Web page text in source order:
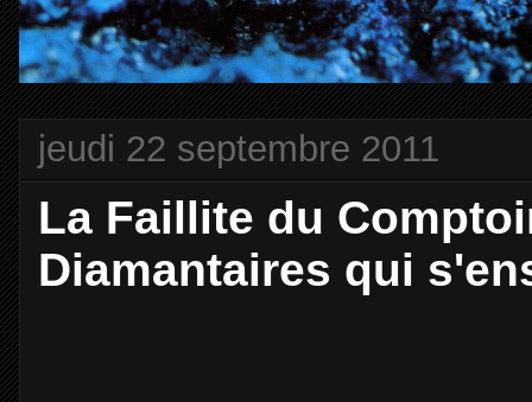
jeudi 22 septembre 2011
La Faillite du
Diamantaires qui